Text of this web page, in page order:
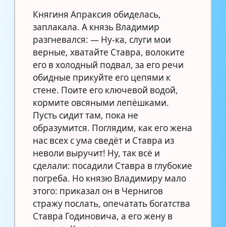
Княгиня Апраксия обиделась,
заплакала. А князь Владимир
разгневался: — Ну-ка, слуги мои
верные, хватайте Ставра, волоките
его в холодный подвал, за его речи
обидные прикуйте его цепями к
стене. Поите его ключевой водой,
кормите овсяными лепёшками.
Пусть сидит там, пока не
образумится. Поглядим, как его жена
нас всех с ума сведёт и Ставра из
неволи выручит! Ну, так всё и
сделали: посадили Ставра в глубокие
погреба. Но князю Владимиру мало
этого: приказал он в Чернигов
стражу послать, опечатать богатства
Ставра Годиновича, а его жену в